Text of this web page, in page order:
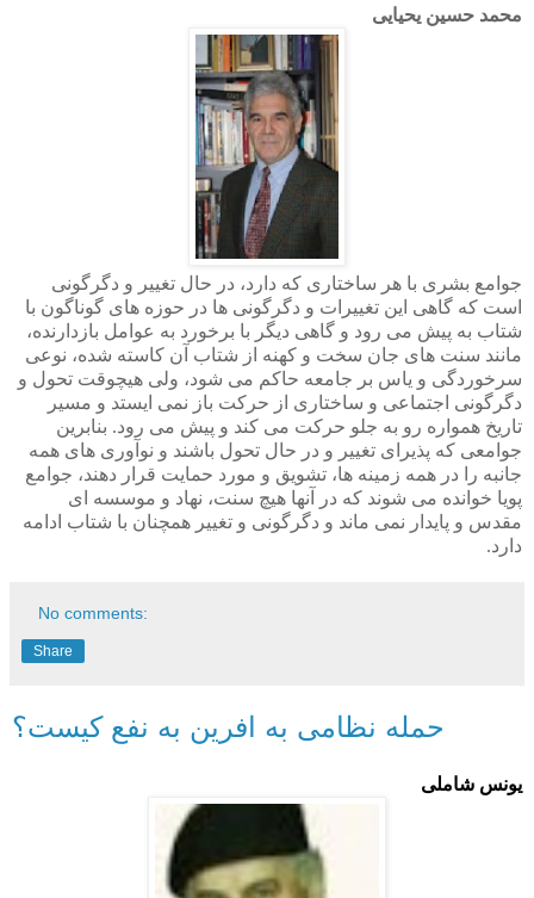
محمد حسین یحیایی
جوامع بشری با هر ساختاری که دارد، در حال تغییر و دگرگونی
است که گاهی این تغییرات و دگرگونی ها در حوزه های گوناگون با
شتاب به پیش می رود و گاهی دیگر با برخورد به عوامل بازدارنده،
مانند سنت های جان سخت و کهنه از شتاب آن کاسته شده، نوعی
سرخوردگی و یاس بر جامعه حاکم می شود، ولی هیچوقت تحول و
دگرگونی اجتماعی و ساختاری از حرکت باز نمی ایستد و مسیر
تاریخ همواره رو به جلو حرکت می کند و پیش می رود. بنابرین
جوامعی که پذیرای تغییر و در حال تحول باشند و نوآوری های همه
جانبه را در همه زمینه ها، تشویق و مورد حمایت قرار دهند، جوامع
پویا خوانده می شوند که در آنها هیچ سنت، نهاد و موسسه ای
مقدس و پایدار نمی ماند و دگرگونی و تغییر همچنان با شتاب ادامه
دارد.
No comments:
Share
حمله نظامی به افرین به نفع کیست؟
یونس شاملی